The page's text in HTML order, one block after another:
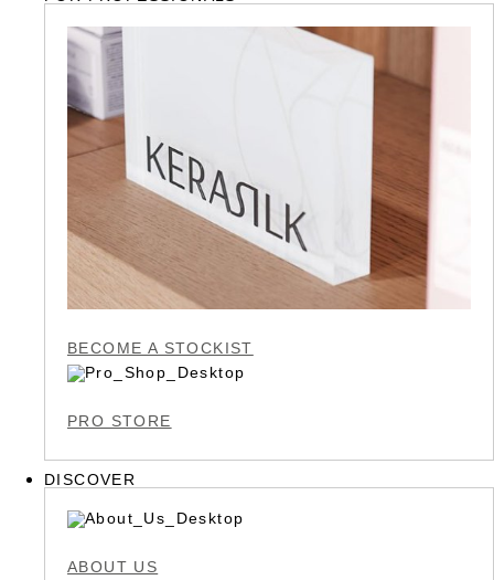
BECOME A STOCKIST
PRO STORE
DISCOVER
ABOUT US